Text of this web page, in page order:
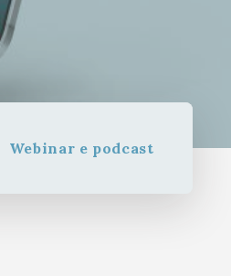
Webinar e podcast